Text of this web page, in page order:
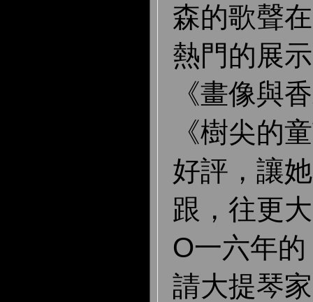
森的歌聲
熱門的展
《畫像與
《樹尖的
好評，讓
跟，往更
O一六年
請大提琴